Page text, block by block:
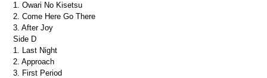
1. Owari No Kisetsu
2. Come Here Go There
3. After Joy
Side D
1. Last Night
2. Approach
3. First Period